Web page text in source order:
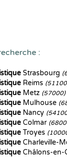
:
Strasbourg
Reims
Metz (57000)
Mulhouse
Nancy
Colmar
Troyes
Charleville-
Châlons-en-